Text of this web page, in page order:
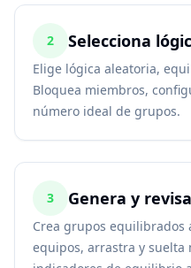
2 Selecciona
Elige lógica aleatoria,
Bloquea miembros,
número ideal de grupos.
3 Genera y revisa
Crea grupos
equipos, arrastra y suelta